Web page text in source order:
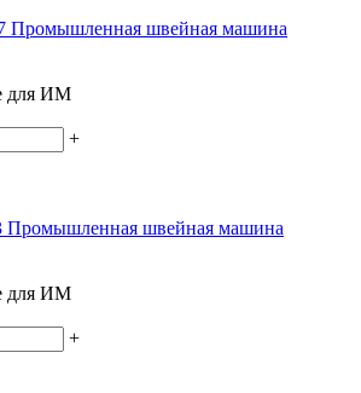
Промышленная швейная машина
для ИМ
+
Промышленная швейная машина
для ИМ
+